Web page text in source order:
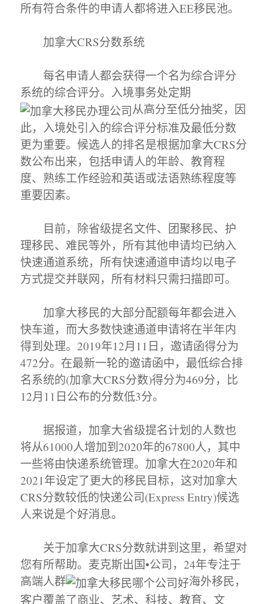
所有符合条件的申请人都将进入EE移民池。
加拿大CRS分数系统
每名申请人都会获得一个名为综合评分
系统的综合评分。入境事务处定期
从高分至低分抽奖，因
此，入境处引入的综合评分标准及最低分数
更为重要。候选人的排名是根据加拿大CRS分
数公布出来，包括申请人的年龄、教育程
度、熟练工作经验和英语或法语熟练程度等
重要因素。
目前，除省级提名文件、团聚移民、护
理移民、难民等外，所有其他申请均已纳入
快速通道系统，所有快速通道申请均以电子
方式提交并联网，所有材料只需扫描即可。
加拿大移民的大部分配额每年都会进入
快车道，而大多数快速通道申请将在半年内
得到处理。2019年12月11日，邀请函得分为
472分。在最新一轮的邀请函中，最低综合排
名系统的(加拿大CRS分数)得分为469分，比
12月11日公布的分数低3分。
据报道，加拿大省级提名计划的人数也
将从61000人增加到2020年的67800人，其中
一些将由快递系统管理。加拿大在2020年和
2021年设定了更大的移民目标，这对加拿大
CRS分数较低的快递公司(Express Entry)候选
人来说是个好消息。
关于加拿大CRS分数就讲到这里，希望对
您有所帮助。麦克斯出国•公司，24年专注于
高端人群
海外移民，
客户覆盖了商业、艺术、科技、教育、文